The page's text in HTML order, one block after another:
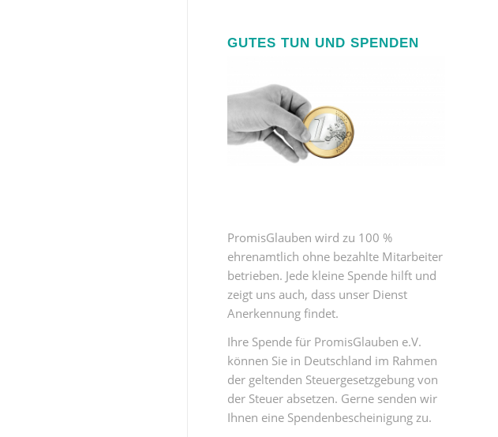
GUTES TUN UND SPENDEN
PromisGlauben wird zu 100 %
ehrenamtlich ohne bezahlte Mitarbeiter
betrieben. Jede kleine Spende hilft und
zeigt uns auch, dass unser Dienst
Anerkennung findet.
Ihre Spende für PromisGlauben e.V.
können Sie in Deutschland im Rahmen
der geltenden Steuergesetzgebung von
der Steuer absetzen. Gerne senden wir
Ihnen eine Spendenbescheinigung zu.